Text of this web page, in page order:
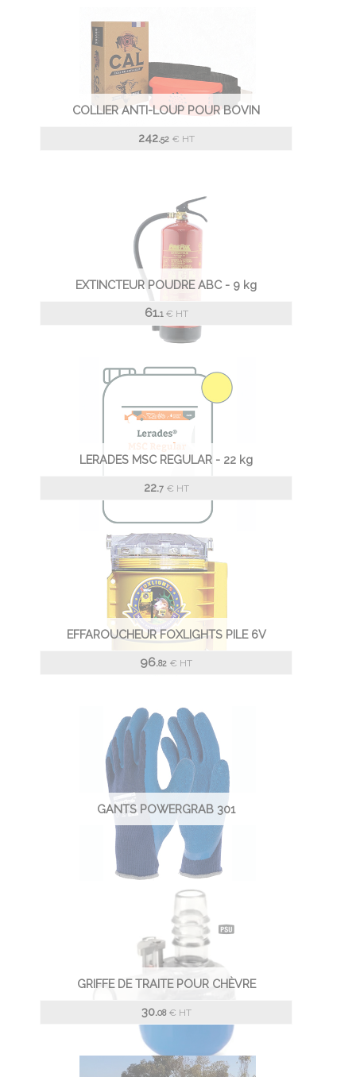
COLLIER ANTI-LOUP POUR BOVIN
242.52 € HT
EXTINCTEUR POUDRE ABC - 9 kg
61.1 € HT
LERADES MSC REGULAR - 22 kg
22.7 € HT
EFFAROUCHEUR FOXLIGHTS PILE 6V
96.82 € HT
GANTS POWERGRAB 301
GRIFFE DE TRAITE POUR CHÈVRE
30.08 € HT